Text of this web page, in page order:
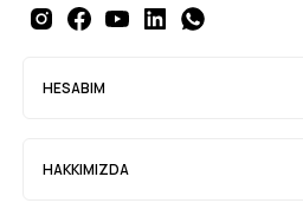
HESABIM
HAKKIMIZDA